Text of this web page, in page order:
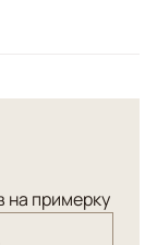
на примерку